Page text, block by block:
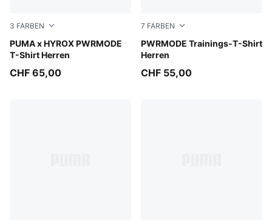
3 FARBEN
PUMA x HYROX PWRMODE
T-Shirt Herren
Mouse Gray
CHF 65,00
7 FARBEN
PWRMODE Trainings-T-Shirt
Herren
Puma Black
CHF 55,00